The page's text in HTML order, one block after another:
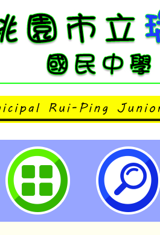
館主辦「衛武營
Camp」活動報
及貴校相關社團或
，請查照。-桃園